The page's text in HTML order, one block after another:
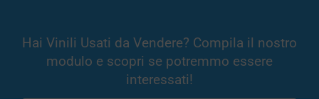
Hai Vinili Usati da Vendere? Compila il nostro
modulo e scopri se potremmo essere
interessati!